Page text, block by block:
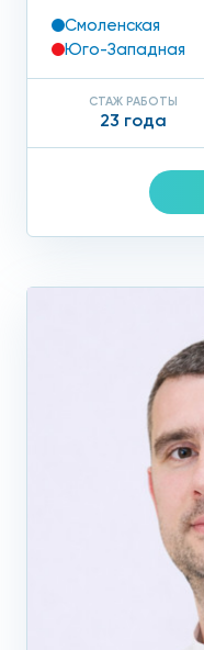
Смоленская
Юго-Западная
СТАЖ РАБОТЫ
23 года